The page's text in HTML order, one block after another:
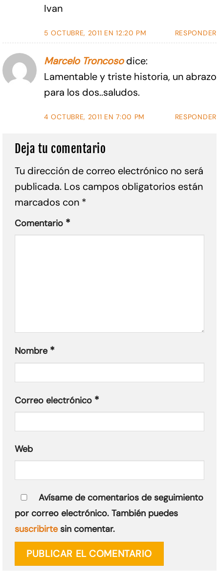
Ivan
5 OCTUBRE, 2011 EN 12:20 PM RESPONDER
Marcelo Troncoso dice:
Lamentable y triste historia, un abrazo
para los dos..saludos.
4 OCTUBRE, 2011 EN 7:00 PM RESPONDER
Deja tu comentario
Tu dirección de correo electrónico no será
publicada. Los campos obligatorios están
marcados con *
Comentario *
Nombre *
Correo electrónico *
Web
Avísame de comentarios de seguimiento
por correo electrónico. También puedes
suscribirtesin comentar.